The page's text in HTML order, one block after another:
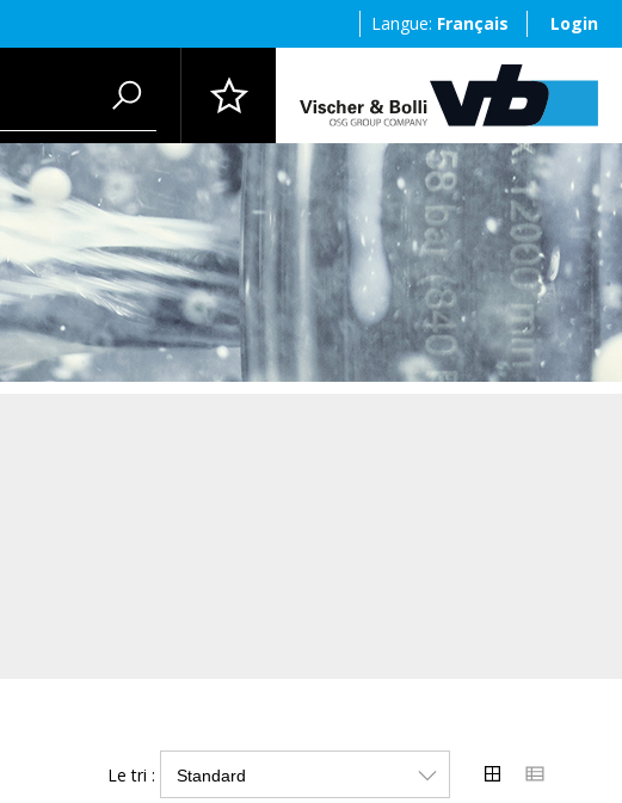
Langue: Français Login
Le tri :